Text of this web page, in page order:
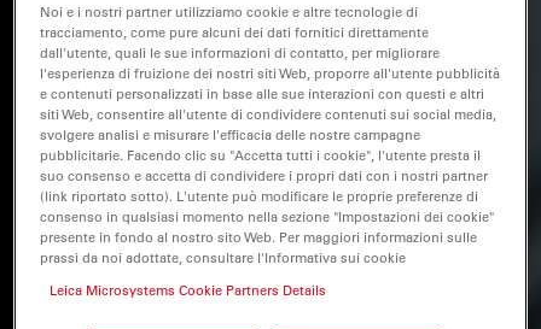
Noi e i nostri partner utilizziamo cookie e altre tecnologie di
tracciamento, come pure alcuni dei dati fornitici direttamente
dall'utente, quali le sue informazioni di contatto, per migliorare
l'esperienza di fruizione dei nostri siti Web, proporre all'utente pubblicità
e contenuti personalizzati in base alle sue interazioni con questi e altri
siti Web, consentire all'utente di condividere contenuti sui social media,
svolgere analisi e misurare l'efficacia delle nostre campagne
pubblicitarie. Facendo clic su "Accetta tutti i cookie", l'utente presta il
suo consenso e accetta di condividere i propri dati con i nostri partner
(link riportato sotto). L'utente può modificare le proprie preferenze di
consenso in qualsiasi momento nella sezione "Impostazioni dei cookie"
presente in fondo al nostro sito Web. Per maggiori informazioni sulle
prassi da noi adottate, consultare l'Informativa sui cookie
Leica Microsystems Cookie Partners Details